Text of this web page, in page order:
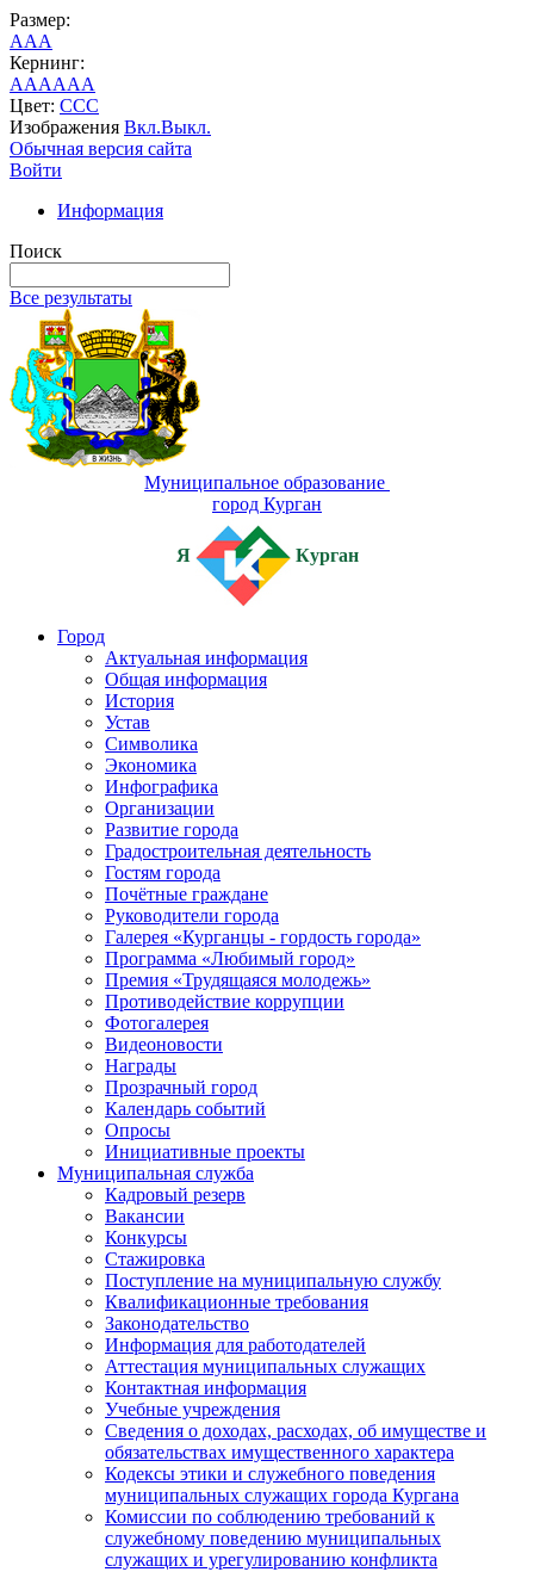
Размер:
AAA
Кернинг:
AAAAAA
Цвет: CCC
Изображения Вкл.Выкл.
Обычная версия сайта
Войти
Информация
Поиск
Все результаты
Муниципальное образование
город Курган
Я Курган
Город
Актуальная информация
Общая информация
История
Устав
Символика
Экономика
Инфографика
Организации
Развитие города
Градостроительная деятельность
Гостям города
Почётные граждане
Руководители города
Галерея «Курганцы - гордость города»
Программа «Любимый город»
Премия «Трудящаяся молодежь»
Противодействие коррупции
Фотогалерея
Видеоновости
Награды
Прозрачный город
Календарь событий
Опросы
Инициативные проекты
Муниципальная служба
Кадровый резерв
Вакансии
Конкурсы
Стажировка
Поступление на муниципальную службу
Квалификационные требования
Законодательство
Информация для работодателей
Аттестация муниципальных служащих
Контактная информация
Учебные учреждения
Сведения о доходах, расходах, об имуществе и
обязательствах имущественного характера
Кодексы этики и служебного поведения
муниципальных служащих города Кургана
Комиссии по соблюдению требований к
служебному поведению муниципальных
служащих и урегулированию конфликта